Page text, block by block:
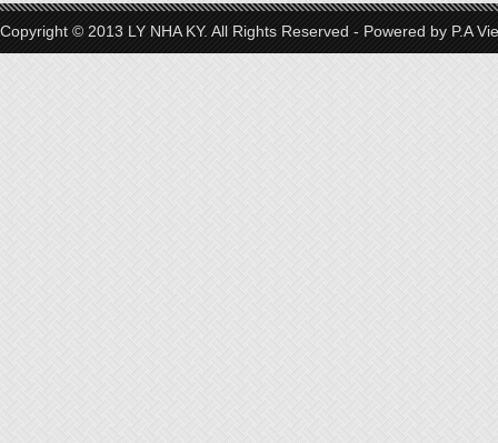
Copyright © 2013 LY NHA KY. All Rights Reserved - Powered by P.A